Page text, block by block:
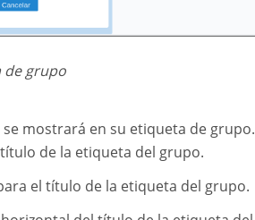
de grupo
mostrará en su etiqueta de grupo.
de la etiqueta del grupo.
el título de la etiqueta del grupo.